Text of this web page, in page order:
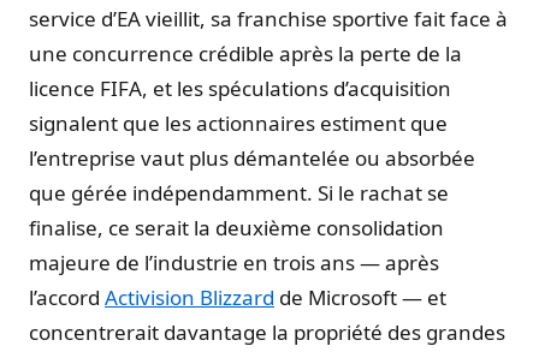
service d’EA vieillit, sa franchise sportive fait face à
une concurrence crédible après la perte de la
licence FIFA, et les spéculations d’acquisition
signalent que les actionnaires estiment que
l’entreprise vaut plus démantelée ou absorbée
que gérée indépendamment. Si le rachat se
finalise, ce serait la deuxième consolidation
majeure de l’industrie en trois ans — après
l’accord Activision Blizzard de Microsoft — et
concentrerait davantage la propriété des grandes